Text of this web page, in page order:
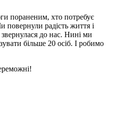
пораненим, хто потребує
повернули радість життя і
до нас. Нині ми
більше 20 осіб. І робимо